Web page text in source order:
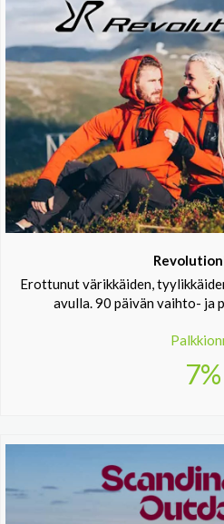
Erottunut värikkäiden,
avulla. 90 päivän vaihto- ja
7%